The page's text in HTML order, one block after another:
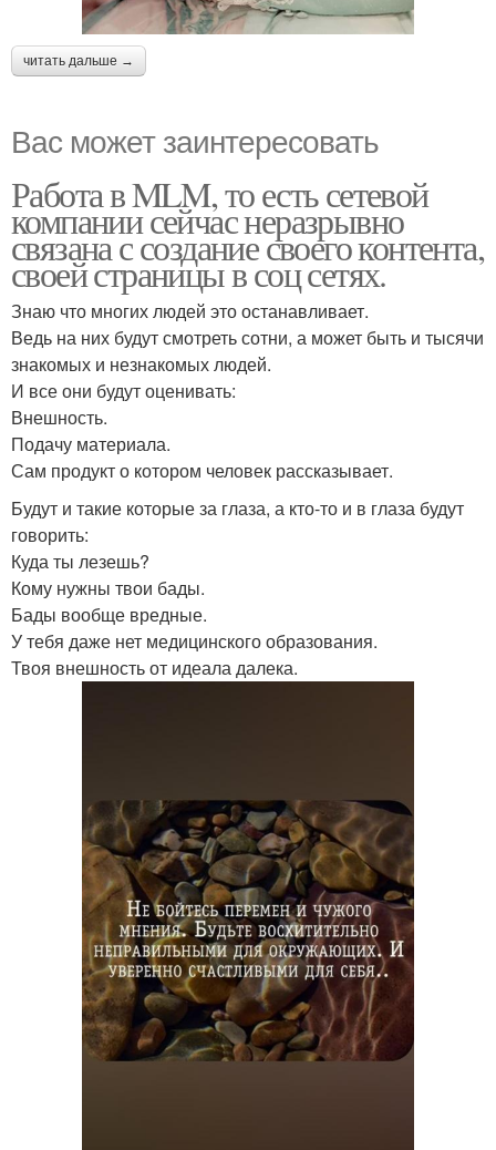
читать дальше →
Вас может заинтересовать
Работа в MLM, то есть сетевой
компании сейчас неразрывно
связана с создание своего контента,
своей страницы в соц сетях.
Знаю что многих людей это останавливает.
Ведь на них будут смотреть сотни, а может быть и тысячи
знакомых и незнакомых людей.
И все они будут оценивать:
Внешность.
Подачу материала.
Сам продукт о котором человек рассказывает.
Будут и такие которые за глаза, а кто-то и в глаза будут
говорить:
Куда ты лезешь?
Кому нужны твои бады.
Бады вообще вредные.
У тебя даже нет медицинского образования.
Твоя внешность от идеала далека.